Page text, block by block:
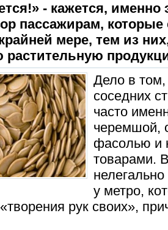
- кажется, именно
пассажирам,
мере, тем из
растительную
Дело в том,
соседних
часто
черемшой,
фасолью и
товарами.
у метро,
рук своих»,